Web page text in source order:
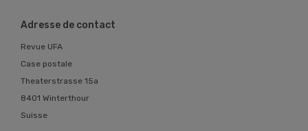
Adresse de contact
Revue UFA
Case postale
Theaterstrasse 15a
8401 Winterthour
Suisse